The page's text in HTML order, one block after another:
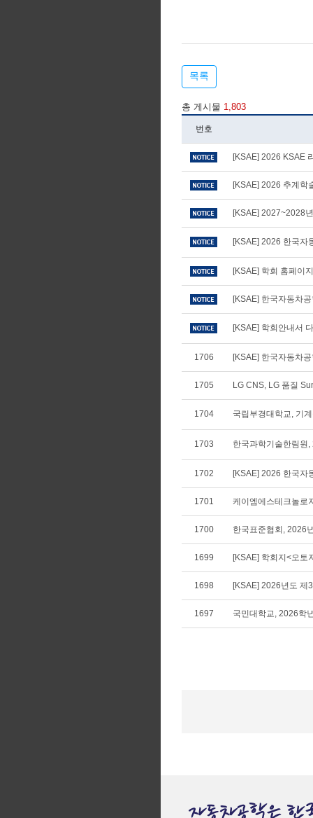
목록
총 게시물 1,803
번호
[KSAE] 2026 KSAE
[KSAE] 2026 추계학
[KSAE] 2027~2028
[KSAE] 2026 한국자
[KSAE] 학회 홈페이
[KSAE] 한국자동차
[KSAE] 학회안내서
1706 [KSAE] 한국자동차
1705 LG CNS, LG 품질
1704 국립부경대학교, 기
1703 한국과학기술한림원
1702 [KSAE] 2026 한국자
1701 케이엠에스테크놀로
1700 한국표준협회, 2026
1699 [KSAE] 학회지<오토
1698 [KSAE] 2026년도 제
1697 국민대학교, 2026학